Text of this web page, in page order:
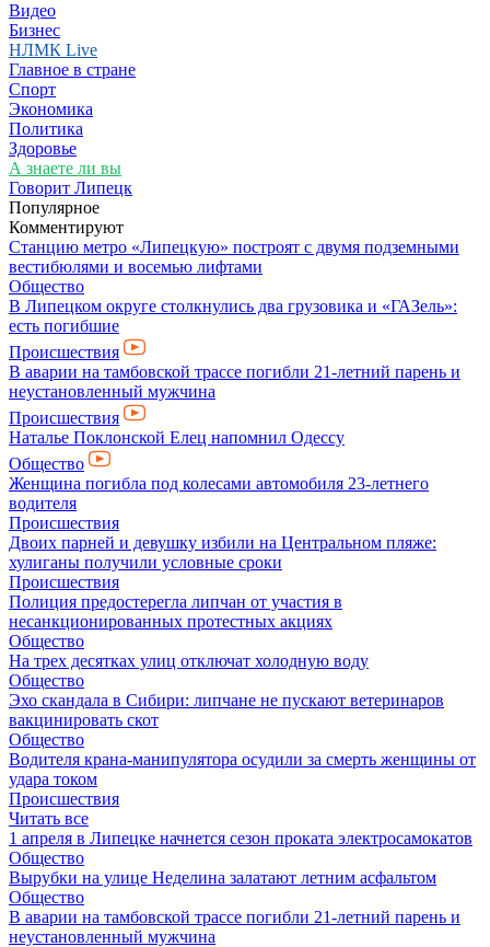
Видео
Бизнес
НЛМК Live
Главное в стране
Спорт
Экономика
Политика
Здоровье
А знаете ли вы
Говорит Липецк
Популярное
Комментируют
Станцию метро «Липецкую» построят с двумя подземными
вестибюлями и восемью лифтами
Общество
В Липецком округе столкнулись два грузовика и «ГАЗель»:
есть погибшие
Происшествия
В аварии на тамбовской трассе погибли 21-летний парень и
неустановленный мужчина
Происшествия
Наталье Поклонской Елец напомнил Одессу
Общество
Женщина погибла под колесами автомобиля 23-летнего
водителя
Происшествия
Двоих парней и девушку избили на Центральном пляже:
хулиганы получили условные сроки
Происшествия
Полиция предостерегла липчан от участия в
несанкционированных протестных акциях
Общество
На трех десятках улиц отключат холодную воду
Общество
Эхо скандала в Сибири: липчане не пускают ветеринаров
вакцинировать скот
Общество
Водителя крана-манипулятора осудили за смерть женщины от
удара током
Происшествия
Читать все
1 апреля в Липецке начнется сезон проката электросамокатов
Общество
Вырубки на улице Неделина залатают летним асфальтом
Общество
В аварии на тамбовской трассе погибли 21-летний парень и
неустановленный мужчина